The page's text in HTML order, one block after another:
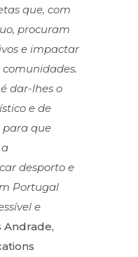
que, com
procuram
e impactar
dar-lhes o
e de
para que
desporto e
Portugal
e
Andrade,